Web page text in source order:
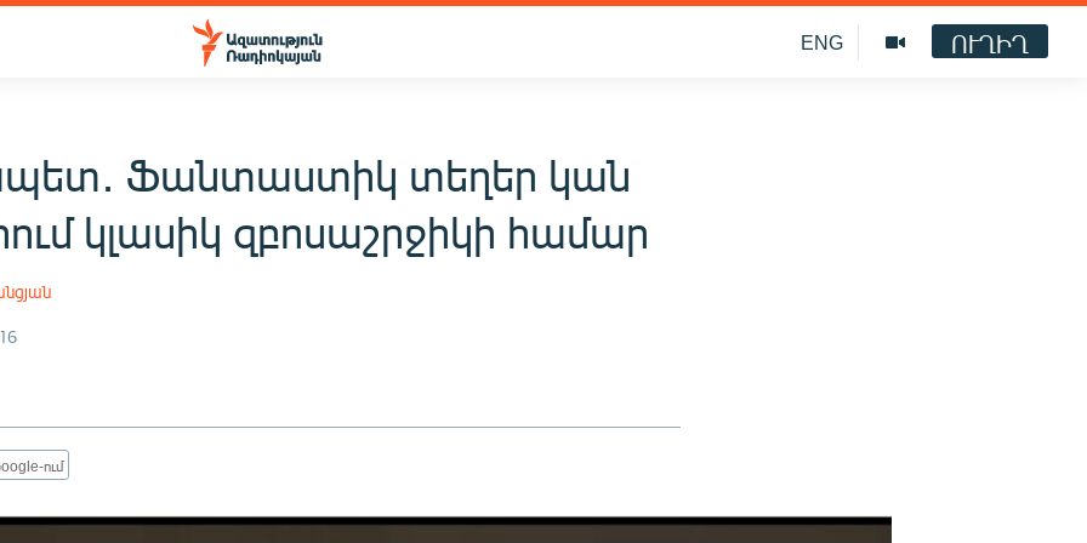
ENG ՈՒՂԻՂ
Ֆանտաստիկ տեղեր կան
կլասիկ զբոսաշրջիկի համար
ում